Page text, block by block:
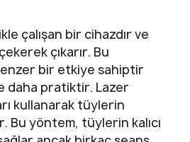
çalışan bir cihazdır ve
çıkarır. Bu
bir etkiye sahiptir
daha pratiktir. Lazer
kullanarak tüylerin
Bu yöntem, tüylerin kalıcı